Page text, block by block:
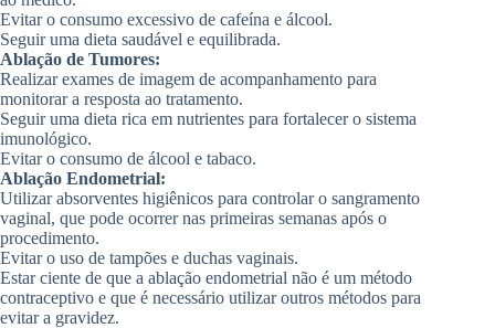
Evitar o consumo excessivo de cafeína e álcool.
Seguir uma dieta saudável e equilibrada.
Ablação de Tumores:
Realizar exames de imagem de acompanhamento para
monitorar a resposta ao tratamento.
Seguir uma dieta rica em nutrientes para fortalecer o sistema
imunológico.
Evitar o consumo de álcool e tabaco.
Ablação Endometrial:
Utilizar absorventes higiênicos para controlar o sangramento
vaginal, que pode ocorrer nas primeiras semanas após o
procedimento.
Evitar o uso de tampões e duchas vaginais.
Estar ciente de que a ablação endometrial não é um método
contraceptivo e que é necessário utilizar outros métodos para
evitar a gravidez.